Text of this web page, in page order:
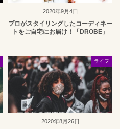
2020年9月4日
プロがスタイリングしたコーディネー
トをご自宅にお届け！「DROBE」
2020年8月26日
ライフ